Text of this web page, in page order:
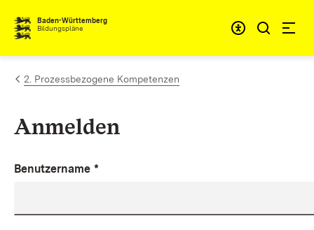
Zum Inhalt springen
Baden-Württemberg
Bildungspläne
2. Prozessbezogene Kompetenzen
Anmelden
Benutzername *